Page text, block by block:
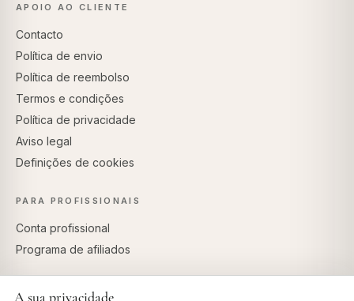
APOIO AO CLIENTE
Contacto
Política de envio
Política de reembolso
Termos e condições
Política de privacidade
Aviso legal
Definições de cookies
PARA PROFISSIONAIS
Conta profissional
Programa de afiliados
A sua privacidade